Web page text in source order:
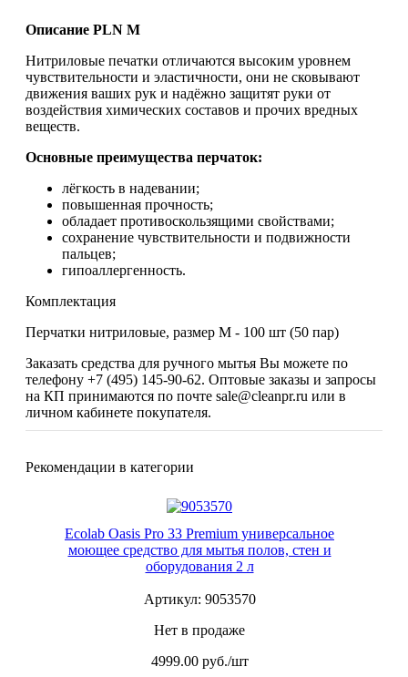
Описание PLN M
Нитриловые печатки отличаются высоким уровнем
чувствительности и эластичности, они не сковывают
движения ваших рук и надёжно защитят руки от
воздействия химических составов и прочих вредных
веществ.
Основные преимущества перчаток:
лёгкость в надевании;
повышенная прочность;
обладает противоскользящими свойствами;
сохранение чувствительности и подвижности
пальцев;
гипоаллергенность.
Комплектация
Перчатки нитриловые, размер M - 100 шт (50 пар)
Заказать средства для ручного мытья Вы можете по
телефону +7 (495) 145-90-62. Оптовые заказы и запросы
на КП принимаются по почте sale@cleanpr.ru или в
личном кабинете покупателя.
Рекомендации в категории
Ecolab Oasis Pro 33 Premium универсальное
моющее средство для мытья полов, стен и
оборудования 2 л
Артикул: 9053570
Нет в продаже
4999.00 руб./шт